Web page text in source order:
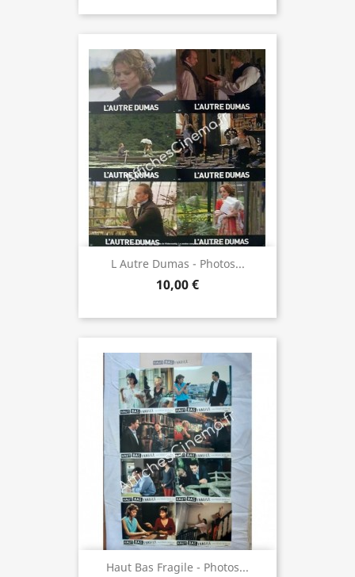
L Autre Dumas - Photos...
10,00 €
Haut Bas Fragile - Photos...